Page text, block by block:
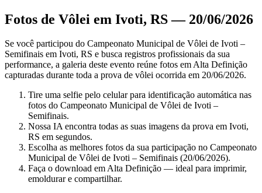
Fotos de Vôlei em Ivoti, RS — 20/06/2026
Se você participou do Campeonato Municipal de Vôlei de Ivoti –
Semifinais em Ivoti, RS e busca registros profissionais da sua
performance, a galeria deste evento reúne fotos em Alta Definição
capturadas durante toda a prova de vôlei ocorrida em 20/06/2026.
Tire uma selfie pelo celular para identificação automática nas
fotos do Campeonato Municipal de Vôlei de Ivoti –
Semifinais.
Nossa IA encontra todas as suas imagens da prova em Ivoti,
RS em segundos.
Escolha as melhores fotos da sua participação no Campeonato
Municipal de Vôlei de Ivoti – Semifinais (20/06/2026).
Faça o download em Alta Definição — ideal para imprimir,
emoldurar e compartilhar.